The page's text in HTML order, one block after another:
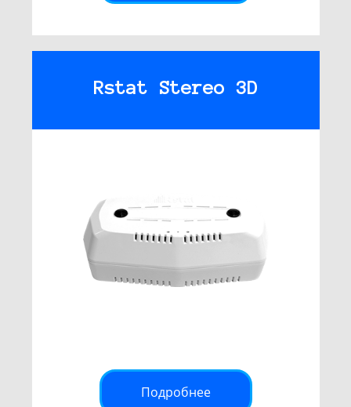
Rstat Stereo 3D
Подробнее